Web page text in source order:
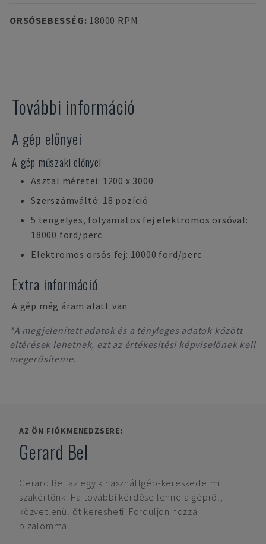
ORSÓSEBESSÉG: 18000 RPM
További információ
A gép előnyei
A gép műszaki előnyei
Asztal méretei: 1200 x 3000
Szerszámváltó: 18 pozíció
5 tengelyes, folyamatos fej elektromos orsóval:
18000 ford/perc
Elektromos orsós fej: 10000 ford/perc
Extra információ
A gép még áram alatt van
*A megjelenített adatok és a tényleges adatok között
eltérések lehetnek, ezt az értékesítési képviselőnek kell
megerősítenie.
AZ ÖN FIÓKMENEDZSERE:
Gerard Bel
Gerard Bel az egyik használtgép-kereskedelmi
szakértőnk. Ha további kérdése lenne a gépről,
közvetlenül őt keresheti. Forduljon hozzá
bizalommal.